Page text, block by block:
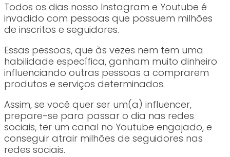
Todos os dias nosso Instagram e Youtube é
invadido com pessoas que possuem milhões
de inscritos e seguidores.
Essas pessoas, que às vezes nem tem uma
habilidade específica, ganham muito dinheiro
influenciando outras pessoas a comprarem
produtos e serviços determinados.
Assim, se você quer ser um(a) influencer,
prepare-se para passar o dia nas redes
sociais, ter um canal no Youtube engajado, e
conseguir atrair milhões de seguidores nas
redes sociais.